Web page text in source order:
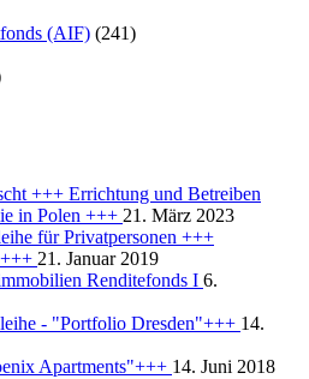
(AIF) (241)
+++ Errichtung und Betreiben
in Polen +++ 21. März 2023
für Privatpersonen +++
21. Januar 2019
Renditefonds I 6.
- "Portfolio Dresden"+++ 14.
Apartments"+++ 14. Juni 2018